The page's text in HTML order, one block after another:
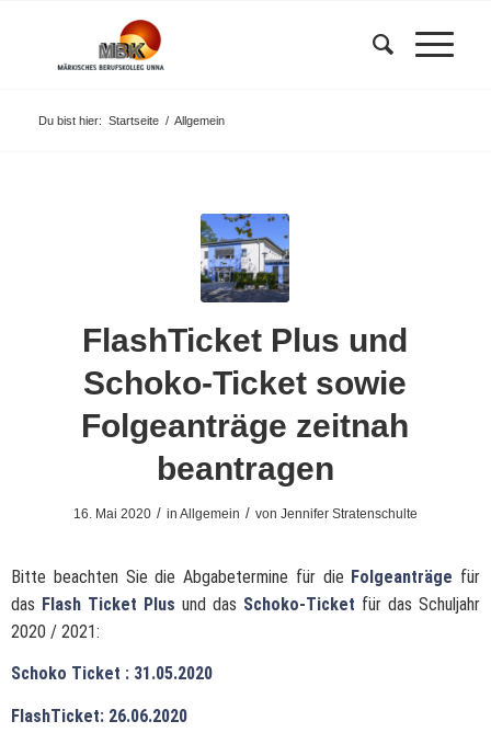
Du bist hier: Startseite / Allgemein
FlashTicket Plus und
Schoko-Ticket sowie
Folgeanträge zeitnah
beantragen
16. Mai 2020 / in Allgemein / von Jennifer Stratenschulte
Bitte beachten Sie die Abgabetermine für die Folgeanträge für
das Flash Ticket Plus und das Schoko-Ticket für das Schuljahr
2020 / 2021:
Schoko Ticket : 31.05.2020
FlashTicket: 26.06.2020